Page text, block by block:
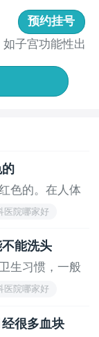
预约挂号
子宫功能性出
色的。在人体
医院哪家好
能洗头
生习惯，一般
医院哪家好
很多血块